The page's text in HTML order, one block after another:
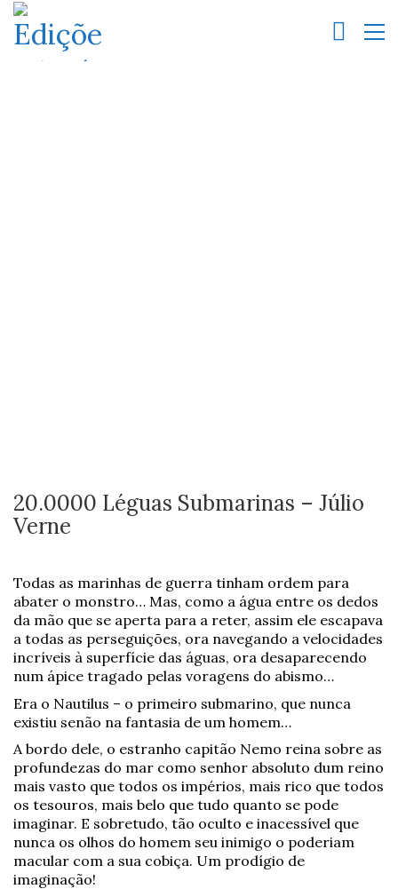
20.0000 Léguas Submarinas – Júlio
Verne
Todas as marinhas de guerra tinham ordem para
abater o monstro… Mas, como a água entre os dedos
da mão que se aperta para a reter, assim ele escapava
a todas as perseguições, ora navegando a velocidades
incríveis à superfície das águas, ora desaparecendo
num ápice tragado pelas voragens do abismo…
Era o Nautilus – o primeiro submarino, que nunca
existiu senão na fantasia de um homem…
A bordo dele, o estranho capitão Nemo reina sobre as
profundezas do mar como senhor absoluto dum reino
mais vasto que todos os impérios, mais rico que todos
os tesouros, mais belo que tudo quanto se pode
imaginar. E sobretudo, tão oculto e inacessível que
nunca os olhos do homem seu inimigo o poderiam
macular com a sua cobiça. Um prodígio de
imaginação!